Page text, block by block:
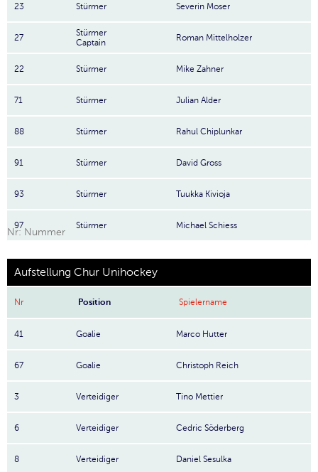
23 Stürmer Severin Moser
27
Stürmer
Captain
Roman Mittelholzer
22 Stürmer Mike Zahner
71 Stürmer Julian Alder
88 Stürmer Rahul Chiplunkar
91 Stürmer David Gross
93 Stürmer Tuukka Kivioja
97 Stürmer Michael Schiess
Nr: Nummer
Aufstellung Chur Unihockey
Nr Position Spielername
41 Goalie Marco Hutter
67 Goalie Christoph Reich
3 Verteidiger Tino Mettier
6 Verteidiger Cedric Söderberg
8 Verteidiger Daniel Sesulka